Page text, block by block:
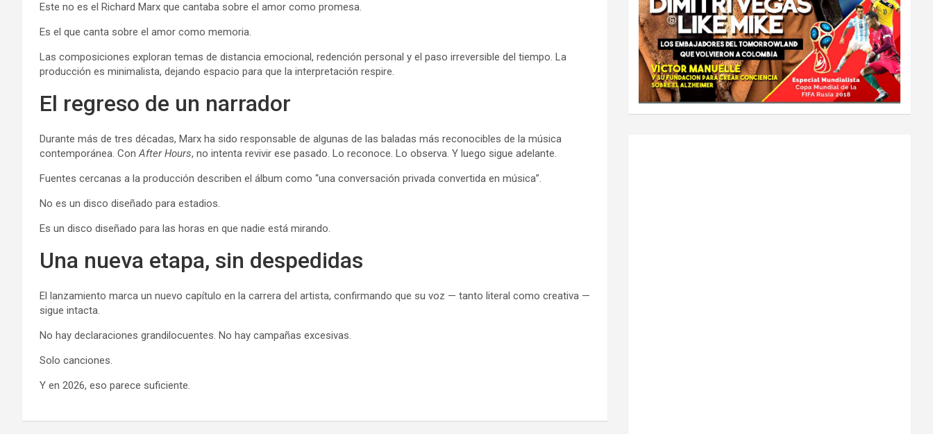
Este no es el Richard Marx que cantaba sobre el amor como promesa.
Es el que canta sobre el amor como memoria.
Las composiciones exploran temas de distancia emocional, redención personal y el paso irreversible del tiempo. La
producción es minimalista, dejando espacio para que la interpretación respire.
El regreso de un narrador
Durante más de tres décadas, Marx ha sido responsable de algunas de las baladas más reconocibles de la música
contemporánea. ConAfter Hours, no intenta revivir ese pasado. Lo reconoce. Lo observa. Y luego sigue adelante.
Fuentes cercanas a la producción describen el álbum como “una conversación privada convertida en música”.
No es un disco diseñado para estadios.
Es un disco diseñado para las horas en que nadie está mirando.
Una nueva etapa, sin despedidas
El lanzamiento marca un nuevo capítulo en la carrera del artista, confirmando que su voz — tanto literal como creativa —
sigue intacta.
No hay declaraciones grandilocuentes. No hay campañas excesivas.
Solo canciones.
Y en 2026, eso parece suficiente.